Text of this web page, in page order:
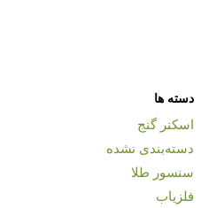
دسته ها
اسکنر گنج
دسته‌بندی نشده
سنسور طلا
فلزیاب